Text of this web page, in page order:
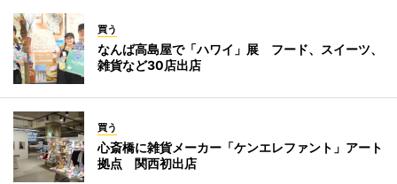
買う
なんば高島屋で「ハワイ」展 フード、スイーツ、
雑貨など30店出店
買う
心斎橋に雑貨メーカー「ケンエレファント」アート
拠点 関西初出店